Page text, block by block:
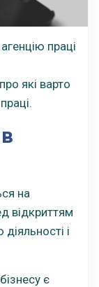
праці
які варто
на
відкриттям
і
є